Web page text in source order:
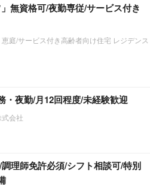
」無資格可/夜勤専従/サービス付き
庭/サービス付き高齢者向け住宅 レジデンス
・夜勤/月12回程度/未経験歓迎
会社
理師免許必須/シフト相談可/特別